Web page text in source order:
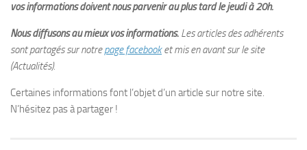
vos informations doivent nous parvenir au plus tard le jeudi à 20h.
Nous diffusons au mieux vos informations. Les articles des adhérents
sont partagés sur notrepage facebooket mis en avant sur le site
(Actualités).
Certaines informations font l’objet d’un article sur notre site.
N’hésitez pas à partager !